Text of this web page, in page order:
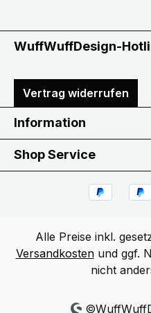
WuffWuffDesign-
Vertrag widerrufen
Information
Shop Service
Alle Preise inkl.
Versandkostenund ggf.
nicht